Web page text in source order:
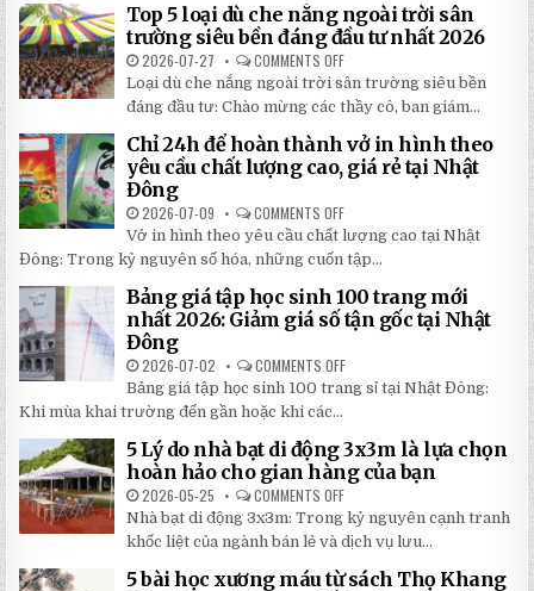
ĐỘNG
QUAY
TAY
TIẾT
2026:
5
BÍ
MẬT
GIÚP
BẠN
TIẾT
KHI
LẮP
ĐẶT
Top 5 loại dù che nắng ngoài trời sân
trường siêu bền đáng đầu tư nhất 2026
2026-07-27 COMMENTS OFF
TOP
5
LOẠI
DÙ
CHE
NẮNG
NGOÀI
TRỜI
BỀN
ĐÁNG
ĐẦU
NHẤT
2026
Loại dù che nắng ngoài trời sân trường siêu bền
đáng đầu tư: Chào mừng các thầy cô, ban giám...
Chỉ 24h để hoàn thành vở in hình theo
yêu cầu chất lượng cao, giá rẻ tại Nhật
Đông
2026-07-09 COMMENTS OFF
CHỈ
24H
ĐỂ
HOÀN
VỞ
IN
HÌNH
YÊU
CHẤT
LƯỢNG
RẺ
TẠI
NHẬT
ĐÔNG
Vở in hình theo yêu cầu chất lượng cao tại Nhật
Đông: Trong kỷ nguyên số hóa, những cuốn tập...
Bảng giá tập học sinh 100 trang mới
nhất 2026: Giảm giá số tận gốc tại Nhật
Đông
2026-07-02 COMMENTS OFF
BẢNG
GIÁ
100
TRANG
MỚI
2026:
GIẢM
GIÁ
SỐ
TẬN
GỐC
Bảng giá tập học sinh 100 trang sỉ tại Nhật Đông:
Khi mùa khai trường đến gần hoặc khi các...
5 Lý do nhà bạt di động 3x3m là lựa chọn
hoàn hảo cho gian hàng của bạn
2026-05-25 COMMENTS OFF
5
LÝ
DO
NHÀ
BẠT
DI
Nhà bạt di động 3x3m: Trong kỷ nguyên cạnh tranh
khốc liệt của ngành bán lẻ và dịch vụ lưu...
5 bài học xương máu từ sách Thọ Khang